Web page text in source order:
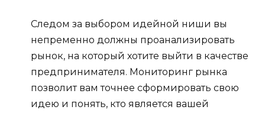
Следом за выбором идейной ниши вы
непременно должны проанализировать
рынок, на который хотите выйти в качестве
предпринимателя. Мониторинг рынка
позволит вам точнее сформировать свою
идею и понять, кто является вашей